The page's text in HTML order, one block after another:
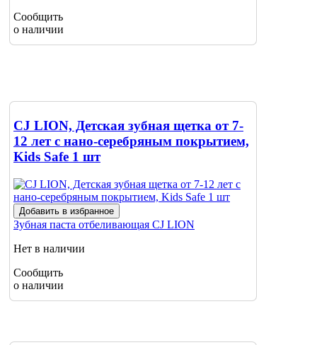
Сообщить
о наличии
CJ LION, Детская зубная щетка от 7-
12 лет с нано-серебряным покрытием,
Kids Safe 1 шт
Добавить в избранное
Зубная паста отбеливающая CJ LION
Нет в наличии
Сообщить
о наличии